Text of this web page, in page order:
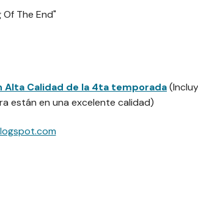
Alta Calidad de la 4ta temporada
están en una excelente calidad)